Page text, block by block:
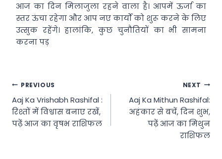
आज का दिन मिलाजुला रहने वाला है। आपमें ऊर्जा का
स्तर ऊंचा रहेगा और आप नए कार्यों को शुरू करने के लिए
उत्सुक रहेंगे। हालांकि, कुछ चुनौतियों का भी सामना
करना पड़
Post
navigation
PREVIOUS
Aaj Ka Vrishabh Rashifal :
रिश्तों में विश्वास बनाए रखें,
पढ़ें आज का वृषभ राशिफल
NEXT
Aaj Ka Mithun Rashifal:
अहंकार से बचें, दिन शुभ,
पढ़ें आज का मिथुन
राशिफल